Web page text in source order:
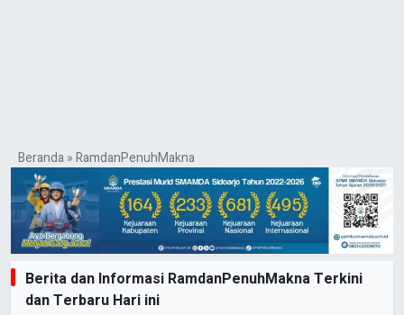
Beranda»RamdanPenuhMakna
Berita dan Informasi RamdanPenuhMakna Terkini
dan Terbaru Hari ini